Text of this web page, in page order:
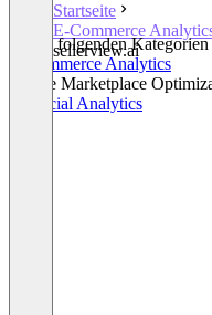
Startseite
E-Commerce
sellerview.ai
In den folgenden
E-Commerce Analytics
Online Marketplace
Financial Analytics